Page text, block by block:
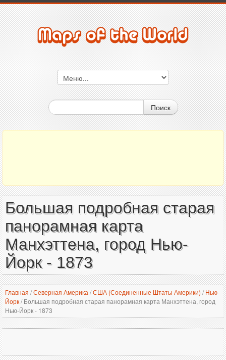
Поиск
Большая подробная старая
панорамная карта
Манхэттена, город Нью-
Йорк - 1873
Главная /Северная Америка /США (Соединенные Штаты Америки) / Нью-
Йорк/Большая подробная старая панорамная карта Манхэттена, город
Нью-Йорк - 1873